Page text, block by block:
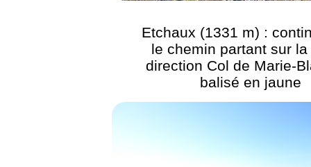
Etchaux (1331 m) :
le chemin partant sur
direction Col de Marie-
balisé en jaune